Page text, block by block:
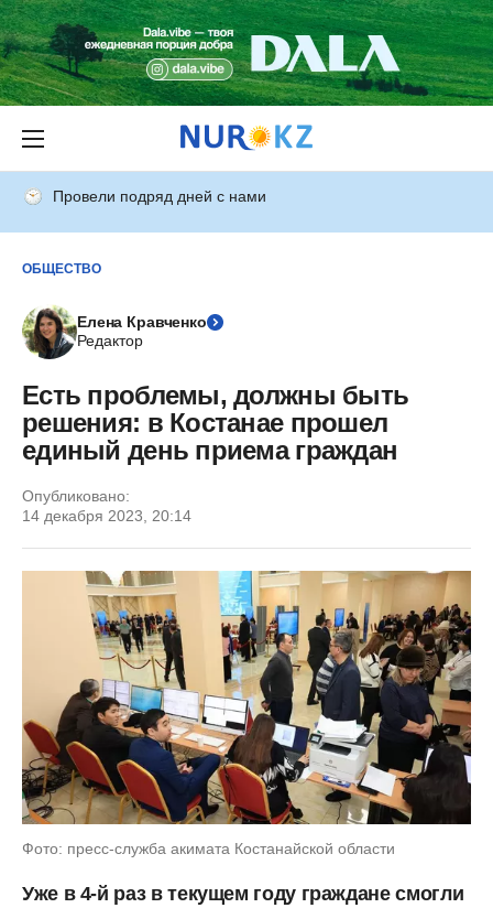
Провели подряд дней с нами
ОБЩЕСТВО
Елена Кравченко
Редактор
Есть проблемы, должны быть
решения: в Костанае прошел
единый день приема граждан
Опубликовано:
14 декабря 2023, 20:14
Фото: пресс-служба акимата Костанайской области
Уже в 4-й раз в текущем году граждане смогли